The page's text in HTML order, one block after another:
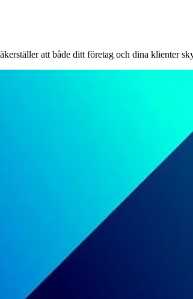
att både ditt företag och dina klienter